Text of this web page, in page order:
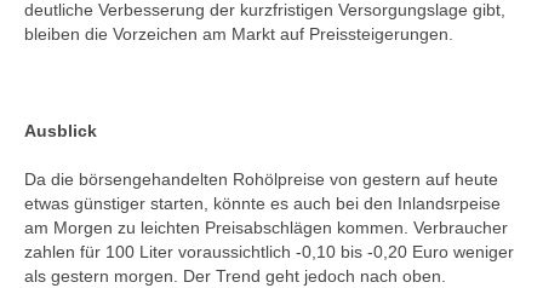
deutliche Verbesserung der kurzfristigen Versorgungslage gibt,
bleiben die Vorzeichen am Markt auf Preissteigerungen.
Ausblick
Da die börsengehandelten Rohölpreise von gestern auf heute
etwas günstiger starten, könnte es auch bei den Inlandsrpeise
am Morgen zu leichten Preisabschlägen kommen. Verbraucher
zahlen für 100 Liter voraussichtlich -0,10 bis -0,20 Euro weniger
als gestern morgen. Der Trend geht jedoch nach oben.